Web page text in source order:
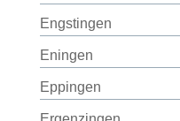
Engstingen
Eningen
Eppingen